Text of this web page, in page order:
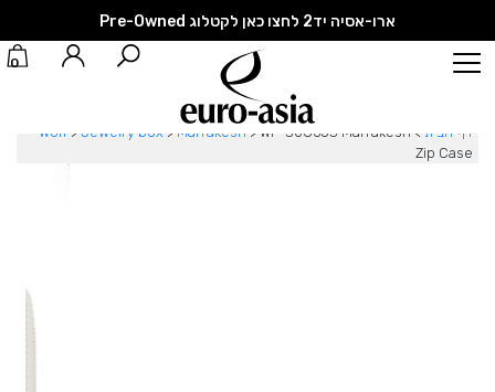
ארו-אסיה יד2 לחצו כאן לקטלוג Pre-Owned
0
דף הבית >
Wolf > Jewelry box > Marrakesh > WF-308653 Marrakesh
Zip Case